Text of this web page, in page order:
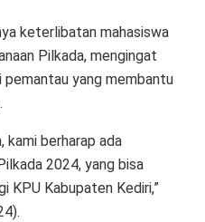
keterlibatan mahasiswa
Pilkada, mengingat
pemantau yang membantu
kami berharap ada
2024, yang bisa
KPU Kabupaten Kediri,”